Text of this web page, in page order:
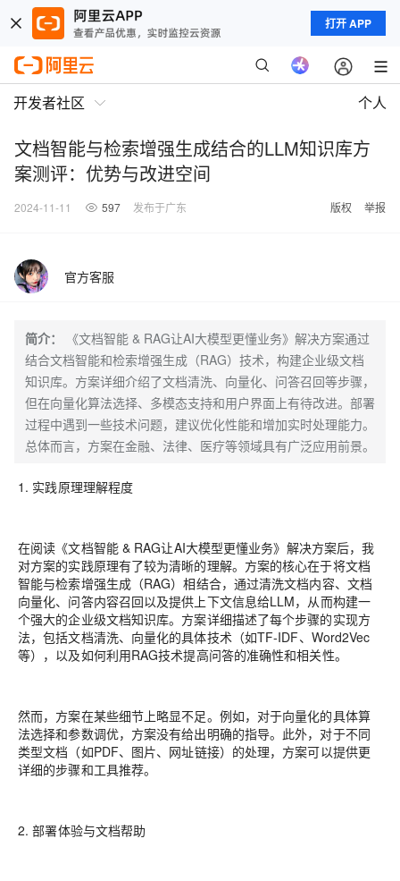
打开 APP
开发者社区 个人
文档智能与检索增强生成结合的LLM知识库方
案测评：优势与改进空间
2024-11-11 597 发布于广东 版权 举报
官方客服
简介：
《文档智能 & RAG让AI大模型更懂业务》解决方案通过
结合文档智能和检索增强生成（RAG）技术，构建企业级文档
知识库。方案详细介绍了文档清洗、向量化、问答召回等步骤，
但在向量化算法选择、多模态支持和用户界面上有待改进。部署
过程中遇到一些技术问题，建议优化性能和增加实时处理能力。
总体而言，方案在金融、法律、医疗等领域具有广泛应用前景。
1. 实践原理理解程度
在阅读《文档智能 & RAG让AI大模型更懂业务》解决方案后，我
对方案的实践原理有了较为清晰的理解。方案的核心在于将文档
智能与检索增强生成（RAG）相结合，通过清洗文档内容、文档
向量化、问答内容召回以及提供上下文信息给LLM，从而构建一
个强大的企业级文档知识库。方案详细描述了每个步骤的实现方
法，包括文档清洗、向量化的具体技术（如TF-IDF、Word2Vec
等），以及如何利用RAG技术提高问答的准确性和相关性。
然而，方案在某些细节上略显不足。例如，对于向量化的具体算
法选择和参数调优，方案没有给出明确的指导。此外，对于不同
类型文档（如PDF、图片、网址链接）的处理，方案可以提供更
详细的步骤和工具推荐。
2. 部署体验与文档帮助